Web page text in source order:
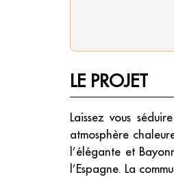
LE PROJET
Laissez vous
atmosphère
l’élégante et
l’Espagne. La